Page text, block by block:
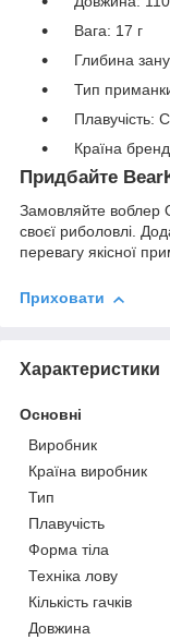
Вага: 17 г
Глибина
Тип
Плавучість:
Країна
Придбайте
Замовляйте воблер
своєї риболовлі.
перевагу якісної
Приховати
Характеристики
Основні
Виробник
Країна виробник
Тип
Плавучість
Форма тіла
Техніка лову
Кількість гачків
Довжина